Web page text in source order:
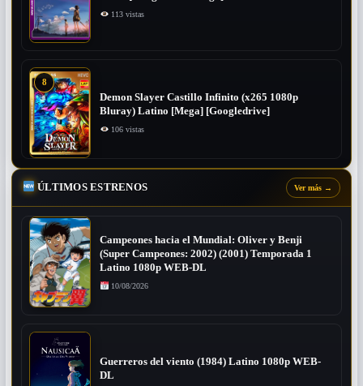
113 vistas
8
Demon Slayer Castillo Infinito (x265 1080p
Bluray) Latino [Mega] [Googledrive]
106 vistas
ÚLTIMOS ESTRENOS Ver más →
Campeones hacia el Mundial: Oliver y Benji
(Super Campeones: 2002) (2001) Temporada 1
Latino 1080p WEB-DL
10/08/2026
Guerreros del viento (1984) Latino 1080p WEB-
DL